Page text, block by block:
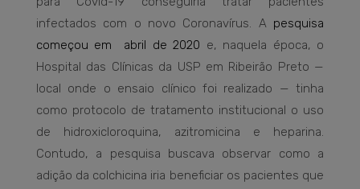
infectados com o novo Coronavírus. A pesquisa
começou em abril de 2020 e, naquela época, o
Hospital das Clínicas da USP em Ribeirão Preto —
local onde o ensaio clínico foi realizado — tinha
como protocolo de tratamento institucional o uso
de hidroxicloroquina, azitromicina e heparina.
Contudo, a pesquisa buscava observar como a
adição da colchicina iria beneficiar os pacientes que